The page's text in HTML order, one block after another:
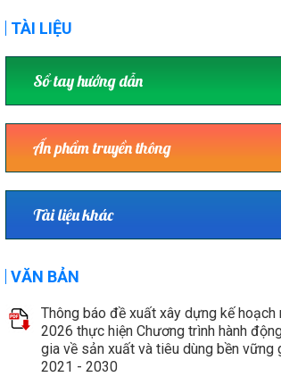
TÀI LIỆU
Sổ tay hướng dẫn
Ấn phẩm truyền thông
Tài liệu khác
VĂN BẢN
Thông báo đề xuất xây dựng kế hoạch
2026 thực hiện Chương trình hành
gia về sản xuất và tiêu dùng bền vững
2021 - 2030